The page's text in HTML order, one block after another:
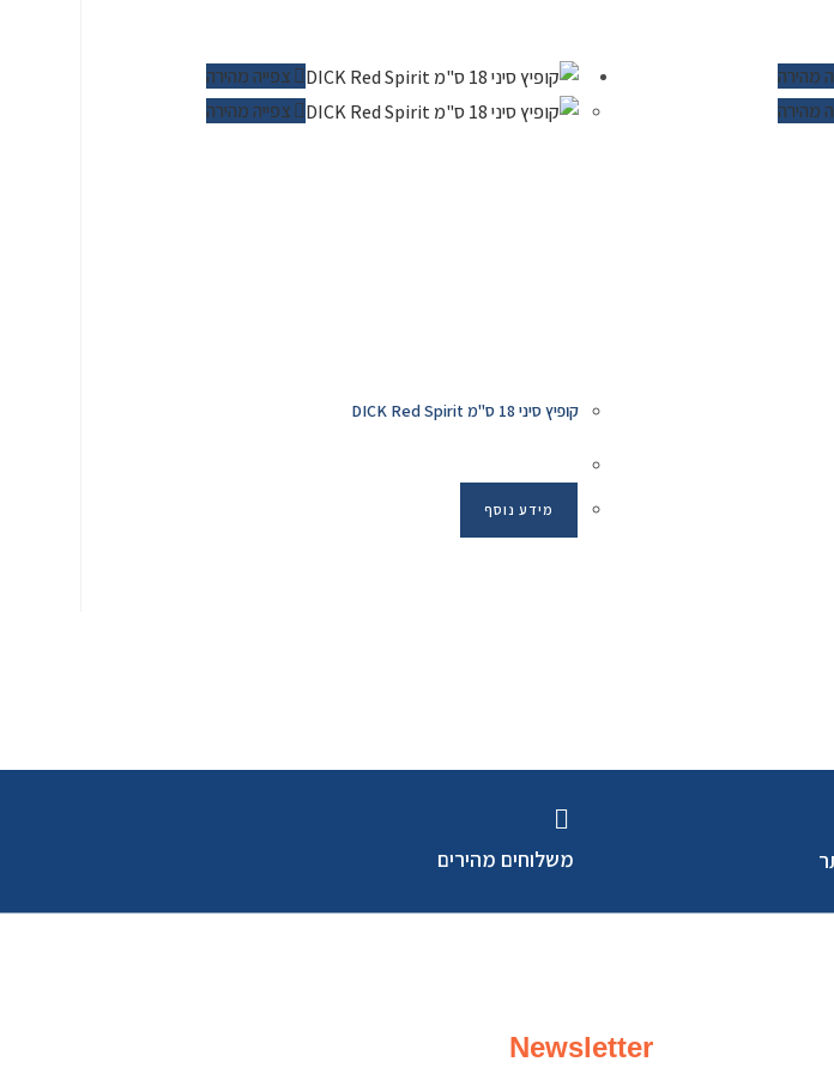
צפייה מהירה
צפייה מהירה
קופיץ סיני 18 ס"מ DICK Red Spirit
מידע נוסף
מהירה
מהירה
משלוחים מהירים
Newsletter